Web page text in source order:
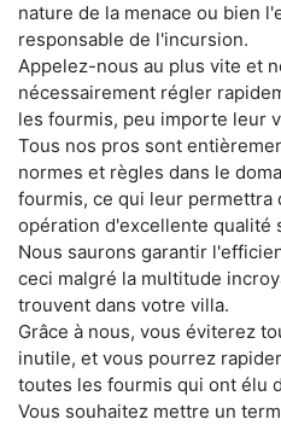
nature de la menace ou bien
responsable de l'incursion.
Appelez-nous au plus vite et
nécessairement régler
les fourmis, peu importe leur
Tous nos pros sont
normes et règles dans le
fourmis, ce qui leur permettra
opération d'excellente qualité
Nous saurons garantir
ceci malgré la multitude
trouvent dans votre villa.
Grâce à nous, vous éviterez
inutile, et vous pourrez
toutes les fourmis qui ont élu
Vous souhaitez mettre un